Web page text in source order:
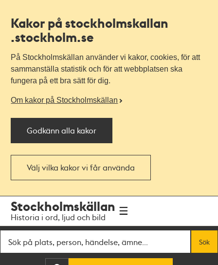
Kakor på stockholmskallan
.stockholm.se
På Stockholmskällan använder vi kakor, cookies, för att
sammanställa statistik och för att webbplatsen ska
fungera på ett bra sätt för dig.
Om kakor på Stockholmskällan
Godkänn alla kakor
Välj vilka kakor vi får använda
navigationen
huvudinnehållet
Stockholmskällan
Historia i ord, ljud och bild
Sök